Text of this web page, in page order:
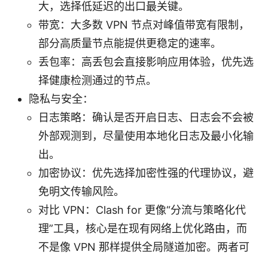
大，选择低延迟的出口最关键。
带宽：大多数 VPN 节点对峰值带宽有限制，
部分高质量节点能提供更稳定的速率。
丢包率：高丢包会直接影响应用体验，优先选
择健康检测通过的节点。
隐私与安全：
日志策略：确认是否开启日志、日志会不会被
外部观测到，尽量使用本地化日志及最小化输
出。
加密协议：优先选择加密性强的代理协议，避
免明文传输风险。
对比 VPN：Clash for 更像“分流与策略化代
理”工具，核心是在现有网络上优化路由，而
不是像 VPN 那样提供全局隧道加密。两者可